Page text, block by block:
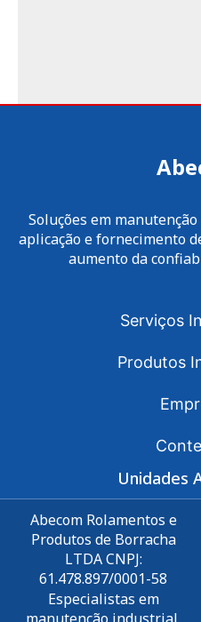
Soluções em
aplicação e fornecimento
aumento da
Serviços
Produtos
Unidades
Abecom Rolamentos e
Produtos de Borracha
LTDA CNPJ:
61.478.897/0001-58
Especialistas em